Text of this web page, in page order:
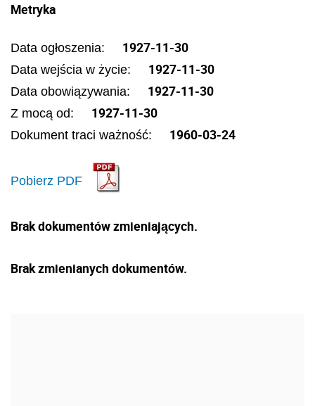
Metryka
Data ogłoszenia: 1927-11-30
Data wejścia w życie: 1927-11-30
Data obowiązywania: 1927-11-30
Z mocą od: 1927-11-30
Dokument traci ważność: 1960-03-24
Pobierz PDF
Brak dokumentów zmieniających.
Brak zmienianych dokumentów.